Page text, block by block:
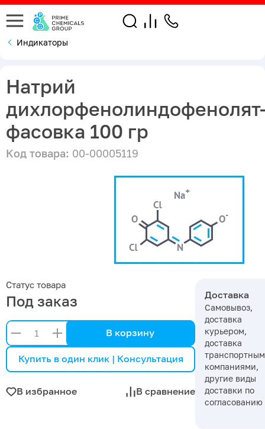
Индикаторы
Натрий
фасовка 100 гр
Код товара: 00-00005119
Статус товара
Под заказ
В корзину
Купить в один клик | Консультация
В избранное В сравнение
Доставка
Самовывоз,
доставка
курьером,
доставка
компаниями,
другие виды
доставки по
согласованию